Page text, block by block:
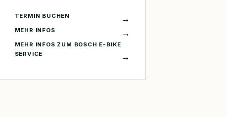
TERMIN BUCHEN →
MEHR INFOS →
MEHR INFOS ZUM BOSCH E-BIKE
SERVICE
→